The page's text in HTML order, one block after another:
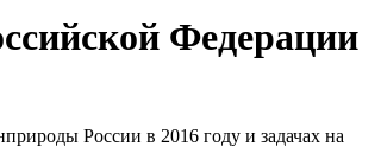
Федерации
России в 2016 году и задачах на